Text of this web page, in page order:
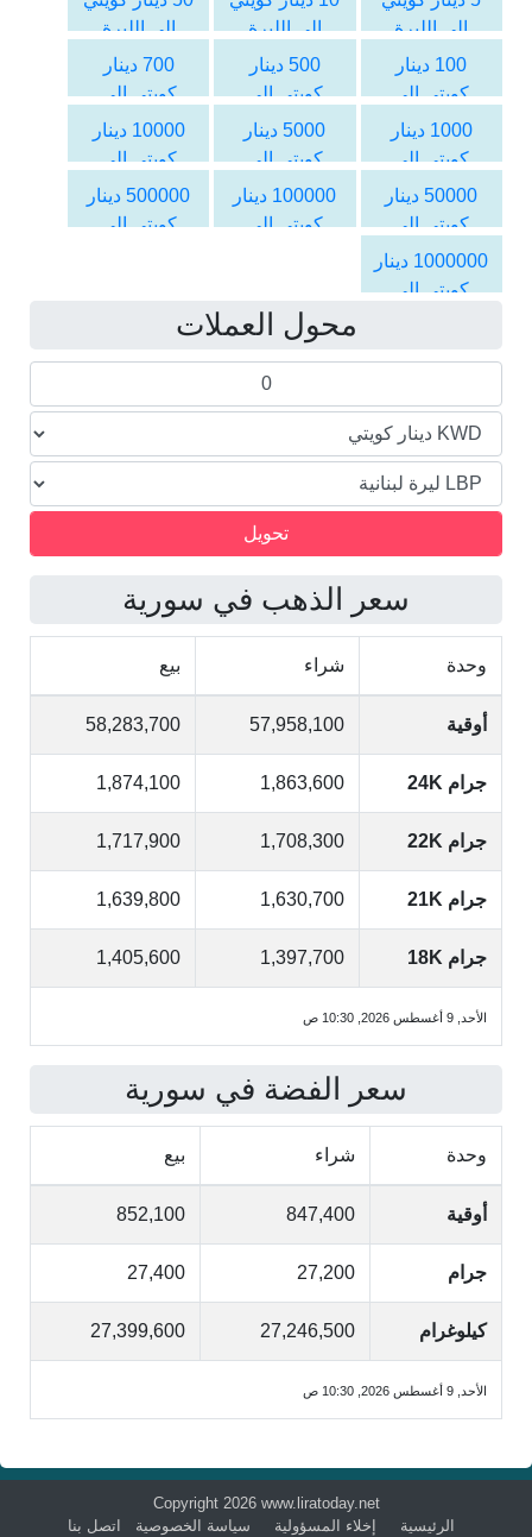
الى الليرة
اللبنانية
الى الليرة
اللبنانية
الى الليرة
اللبنانية
100 دينار
كويتي الى
الليرة اللبنانية
500 دينار
كويتي الى
الليرة اللبنانية
700 دينار
كويتي الى
الليرة اللبنانية
1000 دينار
كويتي الى
الليرة اللبنانية
5000 دينار
كويتي الى
الليرة اللبنانية
10000 دينار
كويتي الى
الليرة اللبنانية
50000 دينار
كويتي الى
الليرة اللبنانية
100000 دينار
كويتي الى
500000 دينار
كويتي الى
1000000 دينار
كويتي الى
محول العملات
سعر الذهب في سورية
وحدة شراء بيع
أوقية 57,958,100
58,283,700
جرام 24K 1,863,600
1,874,100
جرام 22K 1,708,300
1,717,900
جرام 21K 1,630,700
1,639,800
جرام 18K 1,397,700
1,405,600
الأحد, 9 أغسطس 2026, 10:30 ص
سعر الفضة في سورية
وحدة شراء بيع
أوقية 847,400
852,100
جرام 27,200
27,400
كيلوغرام 27,246,500
27,399,600
الأحد, 9 أغسطس 2026, 10:30 ص
Copyright 2026 www.liratoday.net
الرئيسية
إخلاء المسؤولية سياسة الخصوصية اتصل بنا